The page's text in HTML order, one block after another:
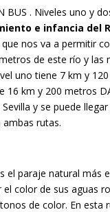
BUS . Niveles uno y
e infancia del
nos va a permitir
de este río y las
uno tiene 7 km y
16 km y 200 metros
y se puede
rutas.
el paraje natural más
el color de sus aguas
de color. En esta